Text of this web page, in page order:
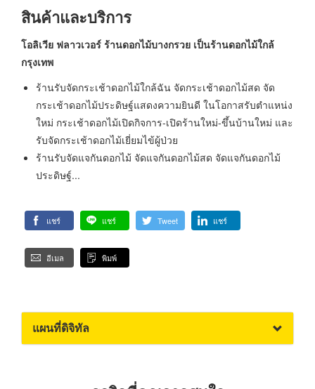
สินค้าและบริการ
โอลิเวีย ฟลาวเวอร์ ร้านดอกไม้บางกรวย เป็นร้านดอกไม้ใกล้
กรุงเทพ
ร้านรับจัดกระเช้าดอกไม้ใกล้ฉัน จัดกระเช้าดอกไม้สด จัด
กระเช้าดอกไม้ประดิษฐ์แสดงความยินดี ในโอกาสรับตำแหน่ง
ใหม่ กระเช้าดอกไม้เปิดกิจการ-เปิดร้านใหม่-ขึ้นบ้านใหม่ และ
รับจัดกระเช้าดอกไม้เยี่ยมไข้ผู้ป่วย
ร้านรับจัดแจกันดอกไม้ จัดแจกันดอกไม้สด จัดแจกันดอกไม้
ประดิษฐ์...
แชร์ แชร์ Tweet แชร์
อีเมล พิมพ์
แผนที่ดิจิทัล